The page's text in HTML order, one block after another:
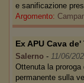
e sanificazione
Argomento:
Ex APU Cava
Salerno - 11/06/
Ottenuta la
permanente sulla